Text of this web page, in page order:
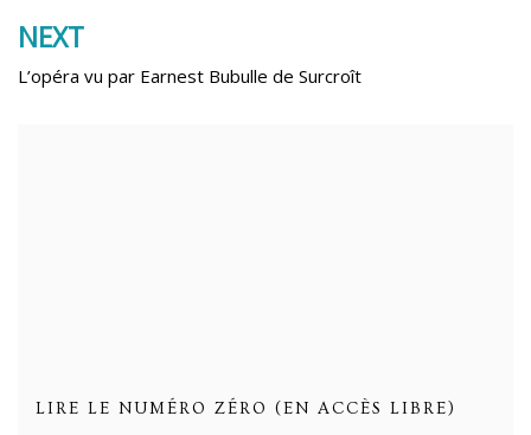
l’article
NEXT
L’opéra vu par Earnest Bubulle de Surcroît
LIRE LE NUMÉRO ZÉRO (EN ACCÈS LIBRE)